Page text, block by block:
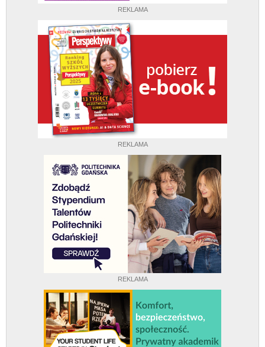
REKLAMA
REKLAMA
REKLAMA